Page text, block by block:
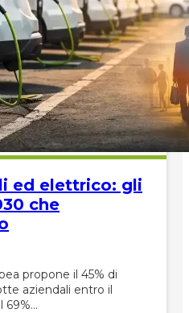
ed elettrico: gli
che
propone il 45% di
aziendali entro il
69%…